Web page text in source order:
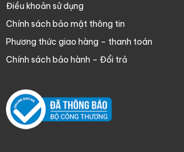
Điều khoản sử dụng
Chính sách bảo mật thông tin
Phương thức giao hàng – thanh toán
Chính sách bảo hành – Đổi trả